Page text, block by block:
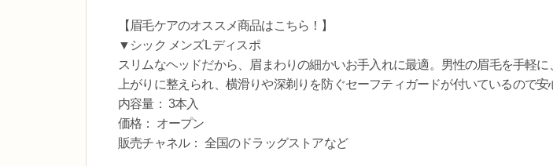
【眉毛ケアのオススメ商品はこちら！】
▼シック メンズL ディスポ
スリムなヘッドだから、眉まわりの細かいお手入れに最適。男性の眉毛を手軽
上がりに整えられ、横滑りや深剃りを防ぐセーフティガードが付いているので安
内容量： 3本入
価格： オープン
販売チャネル： 全国のドラッグストアなど